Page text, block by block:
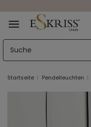
Startseite Pendelleuchten